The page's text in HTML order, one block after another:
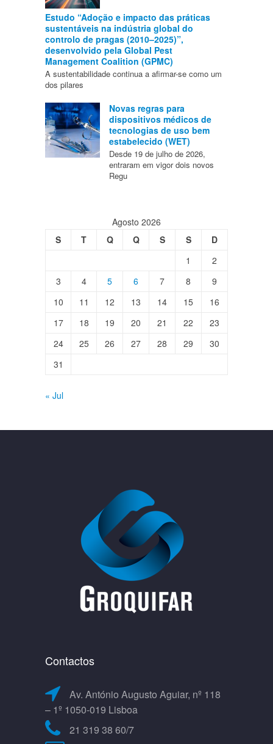
Estudo “Adoção e impacto das práticas
sustentáveis na indústria global do
controlo de pragas (2010–2025)”,
desenvolvido pela Global Pest
Management Coalition (GPMC)
A sustentabilidade continua a afirmar-se como um
dos pilares
Novas regras para
dispositivos médicos de
tecnologias de uso bem
estabelecido (WET)
Desde 19 de julho de 2026,
entraram em vigor dois novos
Regu
Agosto 2026
S
T Q Q S S
D
1
2
3
4 5 6 7 8
9
10
11 12 13 14 15
16
17
18 19 20 21 22
23
24
25 26 27 28 29
30
31
« Jul
Contactos
Av. António Augusto Aguiar, nº 118
– 1º 1050-019 Lisboa
21 319 38 60/7